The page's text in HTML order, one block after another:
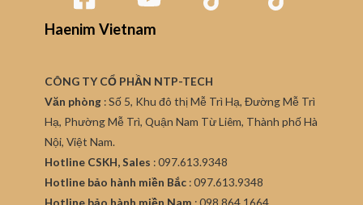
Haenim Vietnam
CÔNG TY CỔ PHẦN NTP-TECH
Văn phòng : Số 5, Khu đô thị Mễ Trì Hạ, Đường Mễ Trì
Hạ, Phường Mễ Trì, Quận Nam Từ Liêm, Thành phố Hà
Nội, Việt Nam.
Hotline CSKH, Sales : 097.613.9348
Hotline bảo hành miền Bắc : 097.613.9348
Hotline bảo hành miền Nam : 098.864.1664